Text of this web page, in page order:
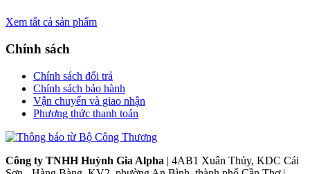
Xem tất cả sản phẩm
Chính sách
Chính sách đổi trả
Chính sách bảo hành
Vận chuyển và giao nhận
Phương thức thanh toán
Công ty TNHH Huỳnh Gia Alpha | 4AB1 Xuân Thủy, KDC Cái